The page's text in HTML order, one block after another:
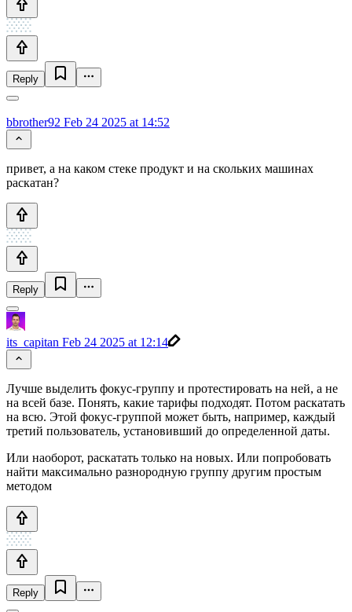
Reply
bbrother92 Feb 24 2025 at 14:52
привет, а на каком стеке продукт и на скольких машинах
раскатан?
Reply
its_capitan Feb 24 2025 at 12:14
Лучше выделить фокус-группу и протестировать на ней, а не
на всей базе. Понять, какие тарифы подходят. Потом раскатать
на всю. Этой фокус-группой может быть, например, каждый
третий пользователь, установивший до определенной даты.
Или наоборот, раскатать только на новых. Или попробовать
найти максимально разнородную группу другим простым
методом
Reply